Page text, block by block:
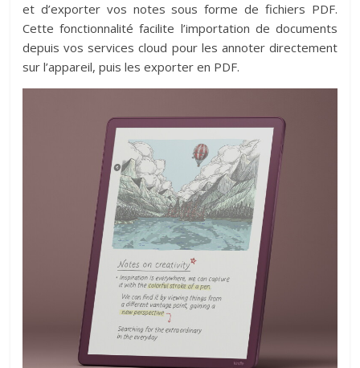
et d’exporter vos notes sous forme de fichiers PDF.
Cette fonctionnalité facilite l’importation de documents
depuis vos services cloud pour les annoter directement
sur l’appareil, puis les exporter en PDF.